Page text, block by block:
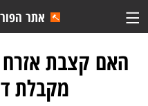
אתר
האם קצבת אזרח
מקבלת